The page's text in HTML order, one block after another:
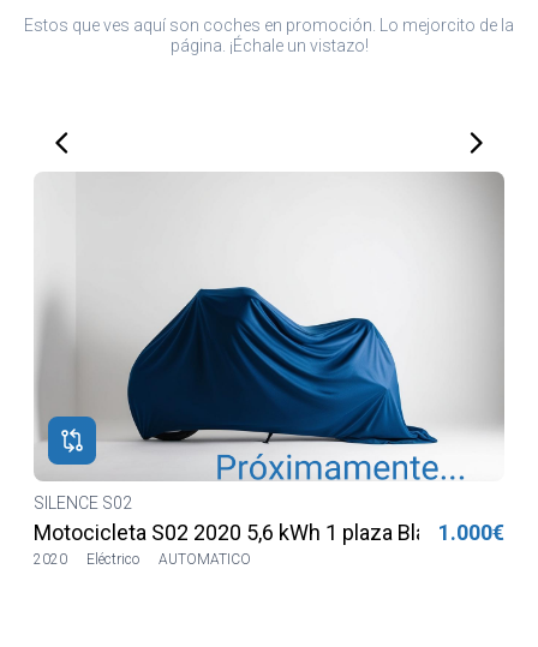
Estos que ves aquí son coches en promoción. Lo mejorcito de la
página. ¡Échale un vistazo!
S02 2020 5,6 kWh 1 plaza Blanca
AUTOMATICO
1.000€